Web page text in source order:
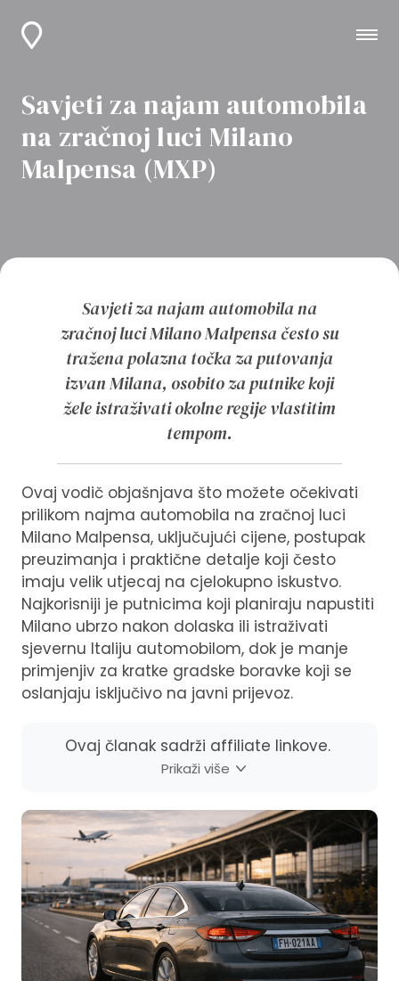
Savjeti za najam automobila
na zračnoj luci Milano
Malpensa (MXP)
Savjeti za najam automobila na
zračnoj luci Milano Malpensa često su
tražena polazna točka za putovanja
izvan Milana, osobito za putnike koji
žele istraživati okolne regije vlastitim
tempom.
Ovaj vodič objašnjava što možete očekivati
prilikom najma automobila na zračnoj luci
Milano Malpensa, uključujući cijene, postupak
preuzimanja i praktične detalje koji često
imaju velik utjecaj na cjelokupno iskustvo.
Najkorisniji je putnicima koji planiraju napustiti
Milano ubrzo nakon dolaska ili istraživati
sjevernu Italiju automobilom, dok je manje
primjenjiv za kratke gradske boravke koji se
oslanjaju isključivo na javni prijevoz.
Ovaj članak sadrži affiliate linkove.
Prikaži više